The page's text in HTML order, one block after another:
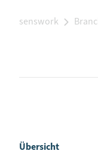
senswork
Übersicht